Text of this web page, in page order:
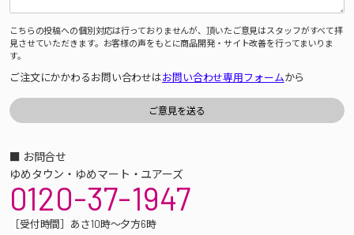
こちらの投稿への個別対応は行っておりませんが、頂いたご意見はスタッフがすべて拝
見させていただきます。お客様の声をもとに商品開発・サイト改善を行ってまいりま
す。
ご注文にかかわるお問い合わせはお問い合わせ専用フォームから
■ お問合せ
ゆめタウン・ゆめマート・ユアーズ
0120-37-1947
［受付時間］あさ10時～夕方6時